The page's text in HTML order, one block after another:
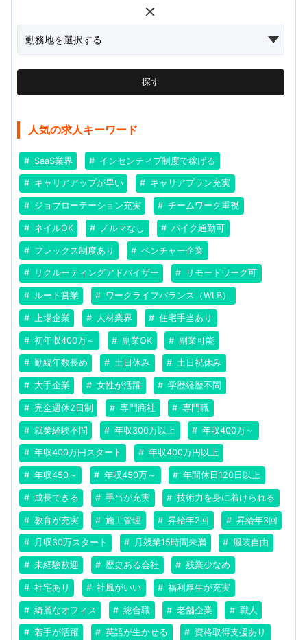
探す
人気の求人キーワード
SaaS業界 インセンティブ制度で稼げる
キャリアアップが早い キャリアプラン充実
ジョブローテーション充実 チームワーク重視
ネイルOK ノルマなし バイク通勤可
フレックス制度あり ベンチャー企業
リクルーティングアドバイザー リモートワーク可
ルート営業 ワークライフバランス（WLB）
上場企業 人材業界 住宅手当あり
初年収400万～ 副業OK 副業可能
勤続年数長め 土日休み 土日祝休み
大手企業 女性が活躍 学歴経歴不問
完全週休2日制 専門商社 専門職
就業経験不問 年収300万以上 年収400万～
年収400万円スタート 年収400万円以上
年収450～ 年収450万～ 年間休日120日以上
成長できる 手当が充実 技術力を身に着けられる
教育が充実 施工管理 昇給年2回 昇給年3回
月収30万スタート 月残業15時間未満 服装自由
未経験歓迎 歴史ある会社 残業少なめ
社宅あり 社風がいい 福利厚生が充実
綺麗なオフィス 総合職 老舗企業 職人
若手が活躍 英語が生かせる 資格取得支援あり